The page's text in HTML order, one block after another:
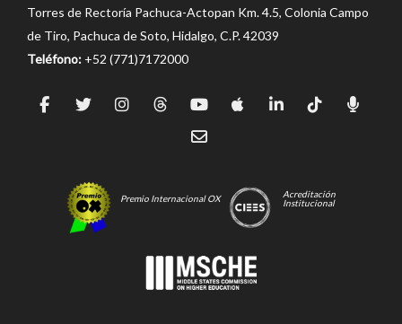
Torres de Rectoría Pachuca-Actopan Km. 4.5, Colonia Campo
de Tiro, Pachuca de Soto, Hidalgo, C.P. 42039
Teléfono: +52 (771)7172000
Premio Internacional OX
Acreditación
Institucional